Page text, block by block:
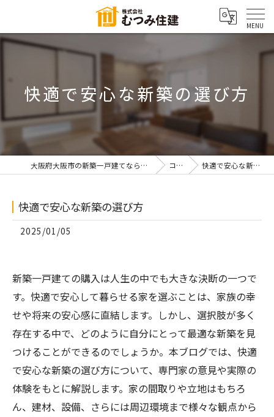
快適で安心な新築の選び方
大阪府大阪市の新築一戸建てなら株式会社むつみ住建 コラム 快適で安心な新築の選び方
快適で安心な新築の選び方
2025/01/05
新築一戸建ての購入は人生の中でも大きな決断の一つで
す。快適で安心して暮らせる家を選ぶことは、家族の幸
せや将来の安心感に直結します。しかし、選択肢が多く
存在する中で、どのように自分にとって最適な新築を見
つけることができるのでしょうか。本ブログでは、快適
で安心な新築の選び方について、専門家の意見や実際の
体験をもとに解説します。家の間取りや立地はもちろ
ん、建材、設備、さらには周辺環境まで様々な観点から